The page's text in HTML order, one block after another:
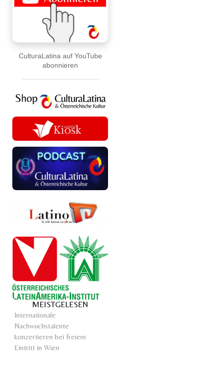
CulturaLatina auf YouTube
abonnieren
MEISTGELESEN
Internationale
Nachwuchstalente
konzertieren bei freiem
Eintritt in Wien